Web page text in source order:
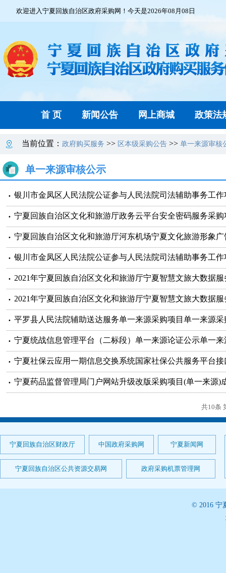
欢迎进入宁夏回族自治区政府采购网！今天是2026年08月08日
首 页 新闻公告 网上商城 政策法
当前位置： 政府购买服务 >> 区本级采购公告 >> 单一来源审核
单一来源审核公示
银川市金凤区人民法院公证参与人民法院司法辅助事务工
宁夏回族自治区文化和旅游厅政务云平台安全密码服务采
宁夏回族自治区文化和旅游厅河东机场宁夏文化旅游形象
银川市金凤区人民法院公证参与人民法院司法辅助事务工
2021年宁夏回族自治区文化和旅游厅宁夏智慧文旅大数据
2021年宁夏回族自治区文化和旅游厅宁夏智慧文旅大数据
平罗县人民法院辅助送达服务单一来源采购项目单一来源
宁夏统战信息管理平台（二标段）单一来源论证公示单一
宁夏社保云应用一期信息交换系统国家社保公共服务平台接
宁夏药品监督管理局门户网站升级改版采购项目(单一来源)
共10条
宁夏回族自治区财政厅 中国政府采购网 宁夏新闻网
宁夏回族自治区公共资源交易网 政府采购机票管理网
© 2016 宁